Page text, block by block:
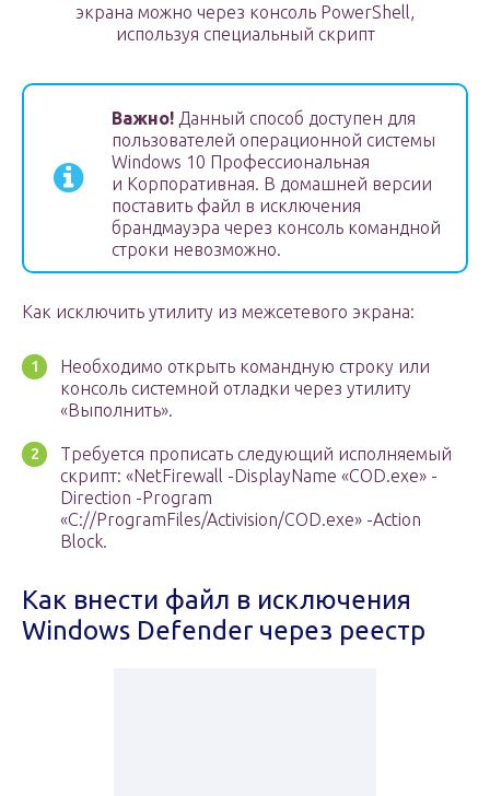
экрана можно через консоль PowerShell,
используя специальный скрипт
Важно! Данный способ доступен для
пользователей операционной системы
Windows 10 Профессиональная
и Корпоративная. В домашней версии
поставить файл в исключения
брандмауэра через консоль командной
строки невозможно.
Как исключить утилиту из межсетевого экрана:
Необходимо открыть командную строку или
консоль системной отладки через утилиту
«Выполнить».
Требуется прописать следующий исполняемый
скрипт: «NetFirewall -DisplayName «COD.exe» -
Direction -Program
«C://ProgramFiles/Activision/COD.exe» -Action
Block.
Как внести файл в исключения
Windows Defender через реестр